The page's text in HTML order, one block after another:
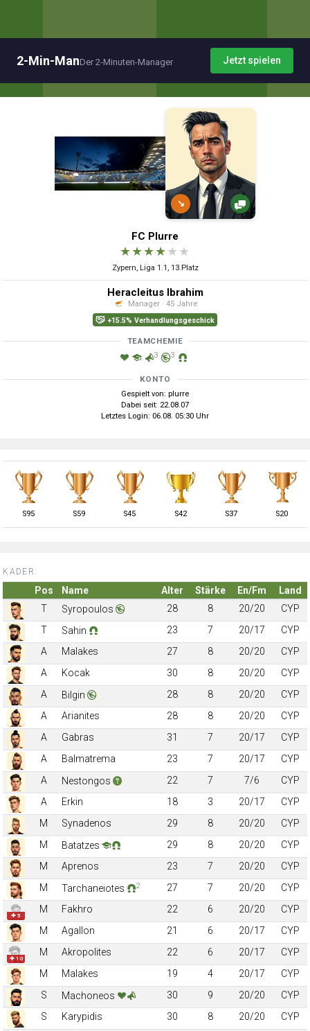
2-Min-ManDer 2-Minuten-Manager Jetzt spielen
↘
FC Plurre
★★★★★ ★
Zypern, Liga 1.1, 13.Platz
Heracleitus Ibrahim
Manager · 45 Jahre
+15.5% Verhandlungsgeschick
TEAMCHEMIE
3 3
KONTO
Gespielt von: plurre
Dabei seit: 22.08.07
Letztes Login: 06.08. 05:30 Uhr
S95 S59 S45 S42 S37 S20
KADER:
Pos Name Alter Stärke En/Fm
Land
T
Syropoulos 28 8 20/20
CYP
T
Sahin 23 7 20/17
CYP
A
Malakes 27 8 20/20
CYP
A
Kocak 30 8 20/20
CYP
A
Bilgin 28 8 20/20
CYP
A
Arianites 28 8 20/20
CYP
A
Gabras 31 7 20/17
CYP
A
Balmatrema 23 7 20/17
CYP
A
Nestongos 22 7 7/6
CYP
A
Erkin 18 3 20/17
CYP
M
Synadenos 29 8 20/20
CYP
M
Batatzes 29 8 20/20
CYP
M
Aprenos 23 7 20/20
CYP
M
Tarchaneiotes 2 27 7 20/20 CYP
✚ 5
M Fakhro 22 6 20/20
CYP
M
Agallon 21 6 20/17 CYP
✚ 10
M Akropolites 22 6 20/17
CYP
M
Malakes 19 4 20/17
CYP
S
Machoneos 30 9 20/20
CYP
S
Karypidis 30 8 20/20
CYP